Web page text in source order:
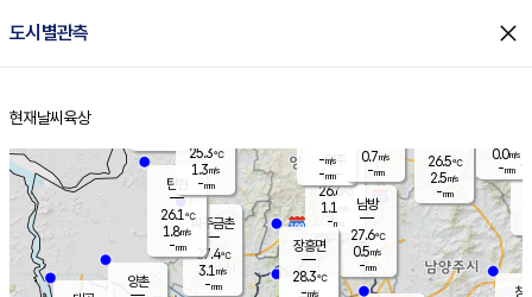
도시별관측 close
홈
현재날씨 육상
양주
26.6℃
1.1
-mm
파주금촌
27.4℃
3.1 m/s
-mm
26.5℃
2.5m/s
-mm
창
탄현
26.1℃
1.8m/s
-mm
0.0m/s
-mm
양촌
남방
27.6℃
0.5m/s
-mm
장흥면
28.3℃
-m/s
-m/s
-mm
25.3℃
1.3m/s
-mm
0.7m/s
-mm